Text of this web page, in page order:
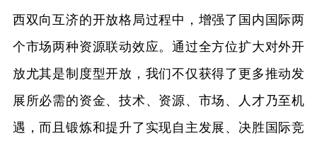
西双向互济的开放格局过程中，增强了国内国际两
个市场两种资源联动效应。通过全方位扩大对外开
放尤其是制度型开放，我们不仅获得了更多推动发
展所必需的资金、技术、资源、市场、人才乃至机
遇，而且锻炼和提升了实现自主发展、决胜国际竞